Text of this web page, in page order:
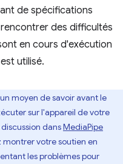
de spécifications
des difficultés
en cours d'exécution
utilisé.
moyen de savoir avant le
sur l'appareil de votre
dansMediaPipe
montrer votre soutien en
les problèmes pour